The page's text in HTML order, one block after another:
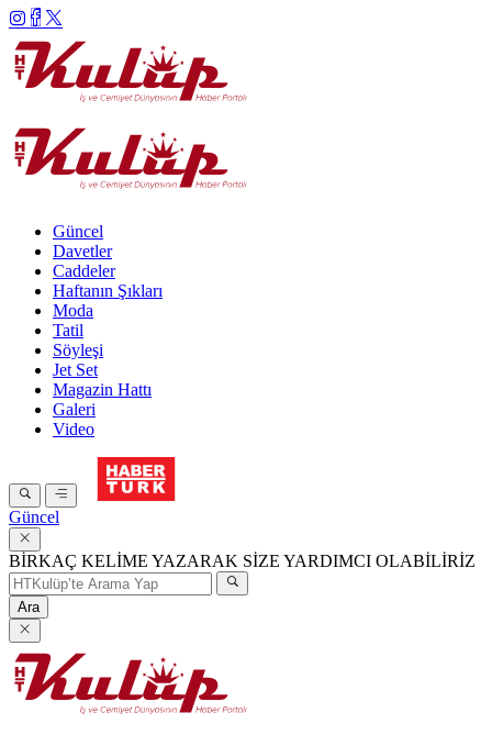
Güncel
Davetler
Caddeler
Haftanın Şıkları
Moda
Tatil
Söyleşi
Jet Set
Magazin Hattı
Galeri
Video
Güncel
BİRKAÇ KELİME YAZARAK SİZE YARDIMCI OLABİLİRİZ
Ara